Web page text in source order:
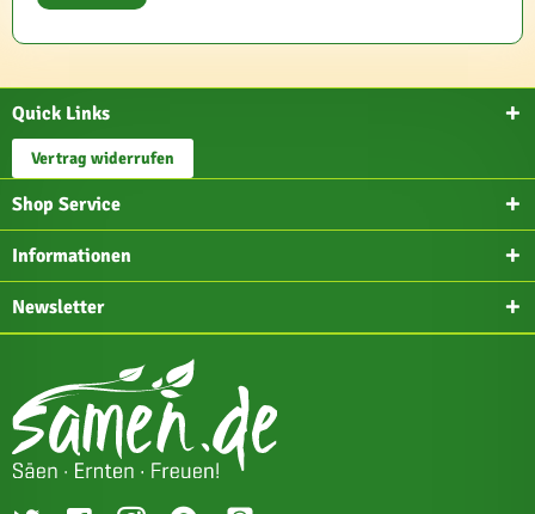
Quick Links
Vertrag widerrufen
Shop Service
Informationen
Newsletter